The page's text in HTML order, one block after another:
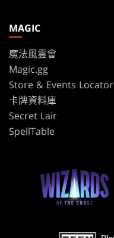
MAGIC
魔法風雲會
Magic.gg
Store & Events Locator
卡牌資料庫
Secret Lair
SpellTable